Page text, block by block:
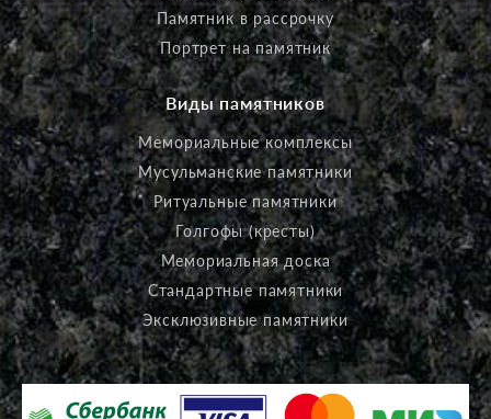
Памятник в рассрочку
Портрет на памятник
Виды памятников
Мемориальные комплексы
Мусульманские памятники
Ритуальные памятники
Голгофы (кресты)
Мемориальная доска
Стандартные памятники
Эксклюзивные памятники